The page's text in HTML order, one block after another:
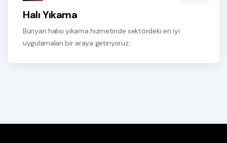
Halı Yıkama
Bünyan halısı yıkama hizmetinde sektördeki en iyi
uygulamaları bir araya getiriyoruz